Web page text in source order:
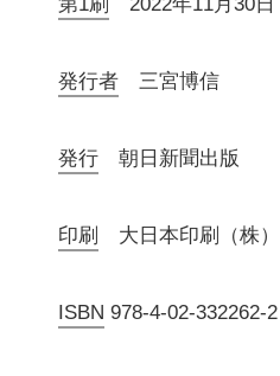
発行者 三宮博信
発行 朝日新聞出版
印刷 大日本印刷（株）
ISBN 978-4-02-332262-2